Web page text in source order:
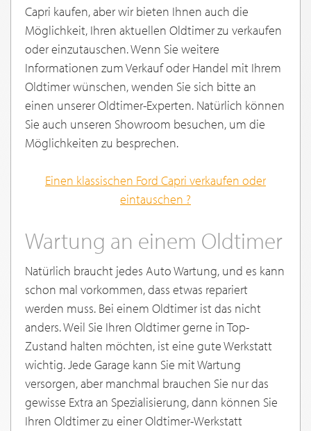
Capri kaufen, aber wir bieten Ihnen auch die
Möglichkeit, Ihren aktuellen Oldtimer zu verkaufen
oder einzutauschen. Wenn Sie weitere
Informationen zum Verkauf oder Handel mit Ihrem
Oldtimer wünschen, wenden Sie sich bitte an
einen unserer Oldtimer-Experten. Natürlich können
Sie auch unseren Showroom besuchen, um die
Möglichkeiten zu besprechen.
Einen klassischen Ford Capri verkaufen oder
eintauschen ?
Wartung an einem Oldtimer
Natürlich braucht jedes Auto Wartung, und es kann
schon mal vorkommen, dass etwas repariert
werden muss. Bei einem Oldtimer ist das nicht
anders. Weil Sie Ihren Oldtimer gerne in Top-
Zustand halten möchten, ist eine gute Werkstatt
wichtig. Jede Garage kann Sie mit Wartung
versorgen, aber manchmal brauchen Sie nur das
gewisse Extra an Spezialisierung, dann können Sie
Ihren Oldtimer zu einer Oldtimer-Werkstatt